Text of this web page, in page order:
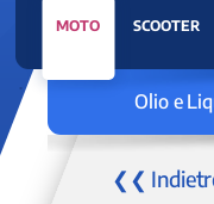
MOTO SCOOTER
Olio e
❮❮